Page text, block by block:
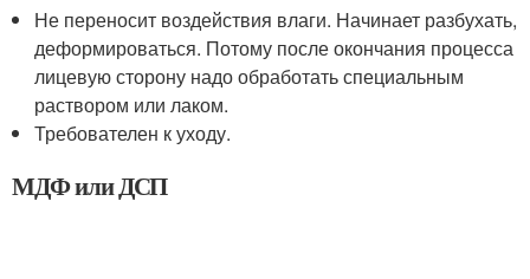
Не переносит воздействия влаги. Начинает разбухать,
деформироваться. Потому после окончания процесса
лицевую сторону надо обработать специальным
раствором или лаком.
Требователен к уходу.
МДФ или ДСП